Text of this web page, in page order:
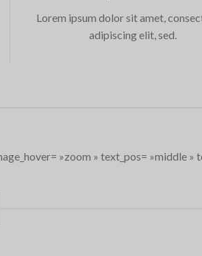
Lorem ipsum dolor sit amet,
adipiscing elit, sed.
»zoom » text_pos= »middle »